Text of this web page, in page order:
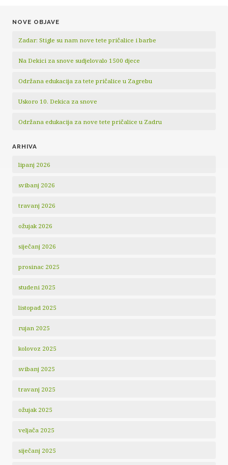
NOVE OBJAVE
Zadar: Stigle su nam nove tete pričalice i barbe
Na Dekici za snove sudjelovalo 1500 djece
Održana edukacija za tete pričalice u Zagrebu
Uskoro 10. Dekica za snove
Održana edukacija za nove tete pričalice u Zadru
ARHIVA
lipanj 2026
svibanj 2026
travanj 2026
ožujak 2026
siječanj 2026
prosinac 2025
studeni 2025
listopad 2025
rujan 2025
kolovoz 2025
svibanj 2025
travanj 2025
ožujak 2025
veljača 2025
siječanj 2025